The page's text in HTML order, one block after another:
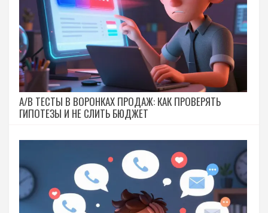
A/B ТЕСТЫ В ВОРОНКАХ ПРОДАЖ: КАК ПРОВЕРЯТЬ
ГИПОТЕЗЫ И НЕ СЛИТЬ БЮДЖЕТ